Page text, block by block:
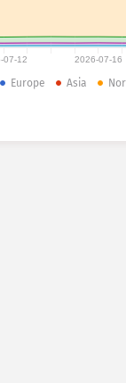
07-12 2026-07-16
Europe Asia